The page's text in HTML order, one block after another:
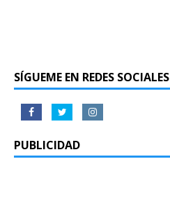
SÍGUEME EN REDES SOCIALES
PUBLICIDAD